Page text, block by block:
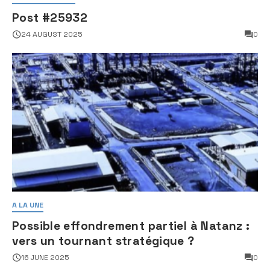
Post #25932
24 AUGUST 2025 0
A LA UNE
Possible effondrement partiel à Natanz :
vers un tournant stratégique ?
16 JUNE 2025 0